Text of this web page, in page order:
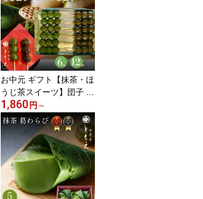
らび餅 詰め合わせ 葛ア
イス 葛バー 葛アイスバ
ー 高級宇治抹茶 京和菓
子 京菓子 和スイーツ 高
級菓子 無添加 京寿庵と
もえ お返し 贈答 プレゼ
ント
お中元 ギフト【抹茶・ほ
うじ茶スイーツ】団子 茶
団子 ほうじ茶団子 御中
元 御挨拶 御供 御祝 冷凍
高級宇治抹茶 番茶屋ほう
じ茶 京都 和菓子 京菓子
和スイーツ 米粉スイーツ
てんさい糖 京都番茶屋
高級菓子 無添加 お取り
寄せ お土産 プレゼント
1,860 円 ～